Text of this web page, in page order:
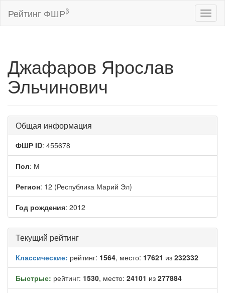
Рейтинг ФШРβ
Джафаров Ярослав
Эльчинович
Общая информация
ФШР ID: 455678
Пол: М
Регион: 12 (Республика Марий Эл)
Год рождения: 2012
Текущий рейтинг
Классические: рейтинг: 1564, место: 17621 из 232332
Быстрые: рейтинг: 1530, место: 24101 из 277884